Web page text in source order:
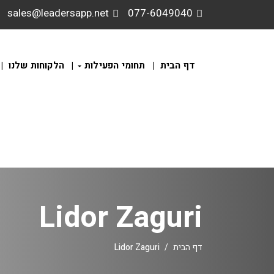
077-6049040
sales@leadersapp.net
דף הבית תחומי הפעילות הלקוחות שלנו
Lidor Zaguri
דף הבית Lidor Zaguri